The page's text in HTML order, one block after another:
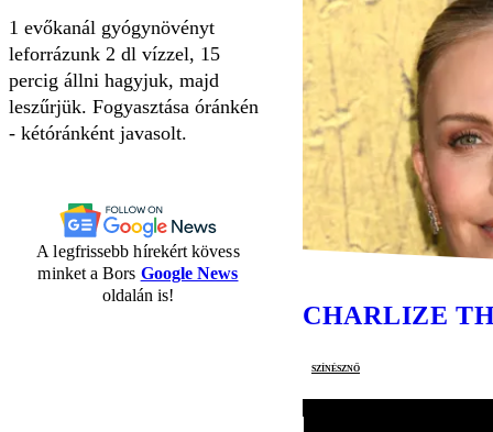
1 evőkanál gyógynövényt
leforrázunk 2 dl vízzel, 15
percig állni hagyjuk, majd
leszűrjük. Fogyasztása óránkén
- kétóránként javasolt.
A legfrissebb hírekért kövess
minket a Bors Google News
oldalán is!
CHARLIZE
színésznő